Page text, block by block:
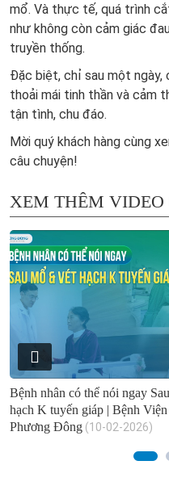
mổ. Và thực tế, quá trình
như không còn cảm giác
truyền thống.
Đặc biệt, chỉ sau một ngày,
thoải mái tinh thần và cảm
tận tình, chu đáo.
Mời quý khách hàng cùng
câu chuyện!
XEM THÊM
Bệnh nhân có thể nói ngay
hạch K tuyến giáp | Bệnh
Phương Đông (10-02-2026)